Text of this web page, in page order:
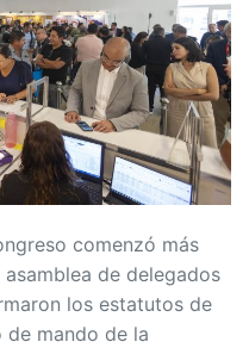
comenzó más
de delegados
los estatutos de
de mando de la